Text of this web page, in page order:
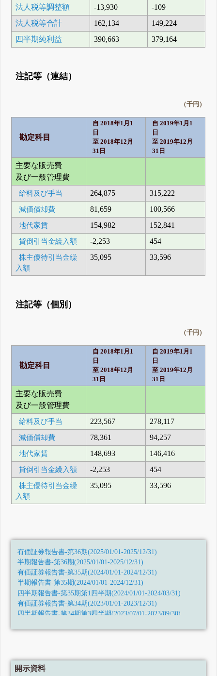
法人税等調整額 -13,930
-109
法人税等合計
162,134
149,224
四半期純利益
390,663 379,164
注記等（連結）
（千円）
勘定科目
自 2018年1月1
日
至 2018年12月
31日
自 2019年1月1
日
至 2019年12月
31日
主要な販売費
及び一般管理費
給料及び手当
264,875
315,222
減価償却費
81,659
100,566
地代家賃
154,982
152,841
貸倒引当金繰入額
-2,253
454
株主優待引当金繰
入額
35,095 33,596
注記等（個別）
（千円）
勘定科目
自 2018年1月1
日
至 2018年12月
31日
自 2019年1月1
日
至 2019年12月
31日
主要な販売費
及び一般管理費
給料及び手当
223,567
278,117
減価償却費
78,361
94,257
地代家賃
148,693
146,416
貸倒引当金繰入額
-2,253
454
株主優待引当金繰
入額
35,095 33,596
有価証券報告書-第36期(2025/01/01-2025/12/31)
半期報告書-第36期(2025/01/01-2025/12/31)
有価証券報告書-第35期(2024/01/01-2024/12/31)
半期報告書-第35期(2024/01/01-2024/12/31)
四半期報告書-第35期第1四半期(2024/01/01-2024/03/31)
有価証券報告書-第34期(2023/01/01-2023/12/31)
四半期報告書-第34期第3四半期(2023/07/01-2023/09/30)
四半期報告書-第34期第1四半期(2023/01/01-2023/03/31)
30日)
四半期報告書-第33期第2四半期(令和4年4月1日-令和4年6月
開示資料